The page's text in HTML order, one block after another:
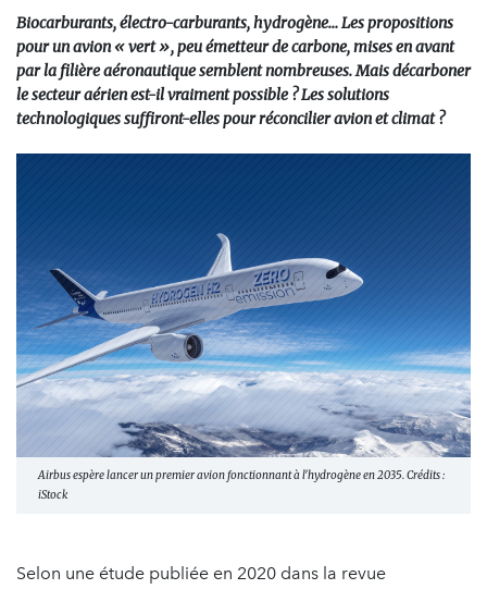
Biocarburants, électro-carburants, hydrogène… Les propositions
pour un avion « vert », peu émetteur de carbone, mises en avant
par la filière aéronautique semblent nombreuses. Mais décarboner
le secteur aérien est-il vraiment possible ? Les solutions
technologiques suffiront-elles pour réconcilier avion et climat ?
Airbus espère lancer un premier avion fonctionnant à l'hydrogène en 2035. Crédits :
iStock
Selon une étude publiée en 2020 dans la revue